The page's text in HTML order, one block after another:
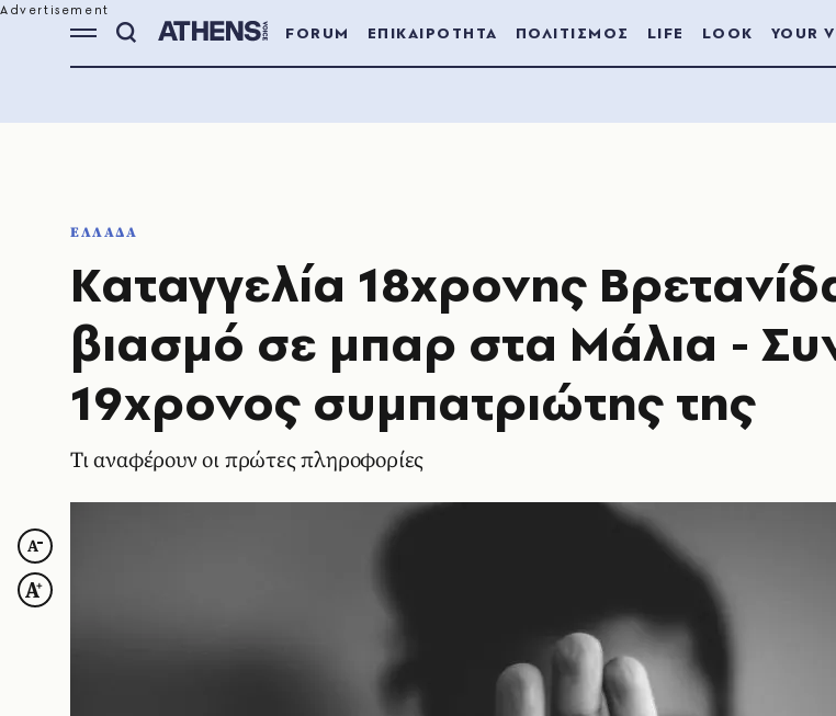
FORUM ΕΠΙΚΑΙΡΟΤΗΤΑ ΠΟΛΙΤΙΣΜΟΣ LIFE LOOK YOUR
ΕΛΛΑΔΑ
Καταγγελία 18χρονης
βιασμό σε μπαρ στα Μάλια -
19χρονος συμπατριώτης της
Τι αναφέρουν οι πρώτες πληροφορίες